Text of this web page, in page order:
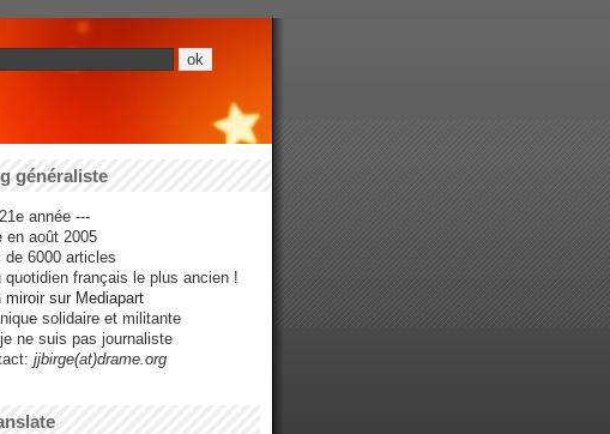
généraliste
année ---
en août 2005
de 6000 articles
quotidien français le plus ancien !
miroir sur Mediapart
solidaire et militante
ne suis pas journaliste
jjbirge(at)drame.org